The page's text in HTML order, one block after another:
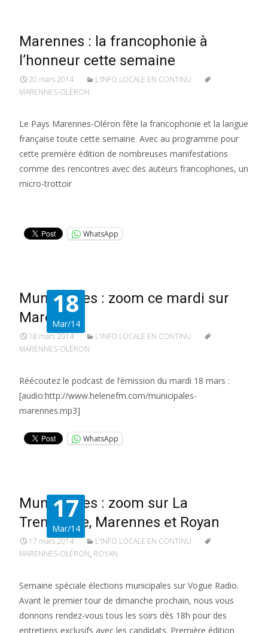
Marennes : la francophonie à
l’honneur cette semaine
20 mars 2014
L'INFO LOCALE EN CONTINU
MARENNES-OLÉRON
Le Pays Marennes-Oléron fête la francophonie et la langue
française toute cette semaine. Avec au programme pour
cette première édition de nombreuses manifestations
comme des rencontres avec des auteurs francophones, un
micro-trottoir
WhatsApp
18
Mar/14
Municipales : zoom ce mardi sur
Marennes
18 mars 2014
L'INFO LOCALE EN CONTINU
MARENNES-OLÉRON
Réécoutez le podcast de l’émission du mardi 18 mars :
[audio:http://www.helenefm.com/municipales-
marennes.mp3]
WhatsApp
17
Mar/14
Municipales : zoom sur La
Tremblade, Marennes et Royan
17 mars 2014
L'INFO LOCALE EN CONTINU
MARENNES-OLÉRON, ROYAN
Semaine spéciale élections municipales sur Vogue Radio.
Avant le premier tour de dimanche prochain, nous vous
donnons rendez-vous tous les soirs dès 18h pour des
entretiens exclusifs avec les candidats. Première édition